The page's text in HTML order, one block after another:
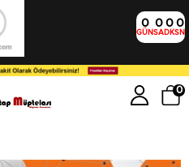
0
GÜN
0
SA
0
DK
0
SN
0